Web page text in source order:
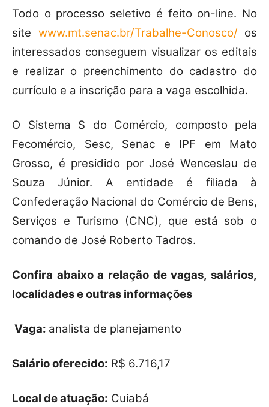
Todo o processo seletivo é feito on-line. No
site www.mt.senac.br/Trabalhe-Conosco/ os
interessados conseguem visualizar os editais
e realizar o preenchimento do cadastro do
currículo e a inscrição para a vaga escolhida.
O Sistema S do Comércio, composto pela
Fecomércio, Sesc, Senac e IPF em Mato
Grosso, é presidido por José Wenceslau de
Souza Júnior. A entidade é filiada à
Confederação Nacional do Comércio de Bens,
Serviços e Turismo (CNC), que está sob o
comando de José Roberto Tadros.
Confira abaixo a relação de vagas, salários,
localidades e outras informações
Vaga: analista de planejamento
Salário oferecido: R$ 6.716,17
Local de atuação: Cuiabá